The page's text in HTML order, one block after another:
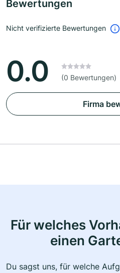
Bewertungen
Nicht verifizierte Bewertungen
0.0 (0 Bewertungen)
Firma
Für welches
einen
Du sagst uns, für welche